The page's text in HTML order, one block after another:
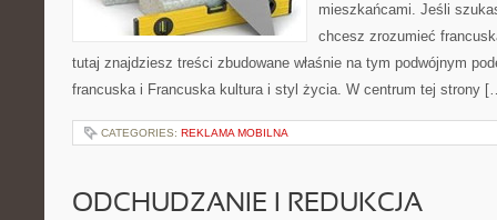
mieszkańcami. Jeśli
chcesz zrozumieć
tutaj znajdziesz treści zbudowane właśnie na tym podwójnym
francuska i Francuska kultura i styl życia. W centrum tej strony
CATEGORIES: REKLAMA MOBILNA
ODCHUDZANIE I REDUKCJA